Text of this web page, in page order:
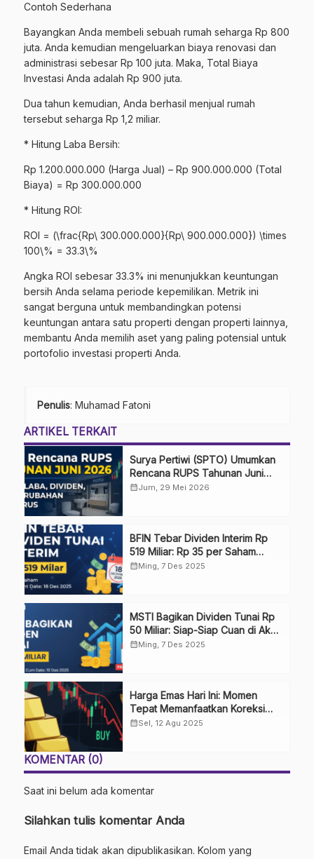
Contoh Sederhana
Bayangkan Anda membeli sebuah rumah seharga Rp 800
juta. Anda kemudian mengeluarkan biaya renovasi dan
administrasi sebesar Rp 100 juta. Maka, Total Biaya
Investasi Anda adalah Rp 900 juta.
Dua tahun kemudian, Anda berhasil menjual rumah
tersebut seharga Rp 1,2 miliar.
* Hitung Laba Bersih:
Rp 1.200.000.000 (Harga Jual) – Rp 900.000.000 (Total
Biaya) = Rp 300.000.000
* Hitung ROI:
ROI = (\frac{Rp\ 300.000.000}{Rp\ 900.000.000}) \times
100\% = 33.3\%
Angka ROI sebesar 33.3% ini menunjukkan keuntungan
bersih Anda selama periode kepemilikan. Metrik ini
sangat berguna untuk membandingkan potensi
keuntungan antara satu properti dengan properti lainnya,
membantu Anda memilih aset yang paling potensial untuk
portofolio investasi properti Anda.
Penulis: Muhamad Fatoni
ARTIKEL TERKAIT
Surya Pertiwi (SPTO) Umumkan
Rencana RUPS Tahunan Juni
2026, Bahas Penggunaan Laba
calendar_monthJum, 29 Mei 2026
BFIN Tebar Dividen Interim Rp
519 Miliar: Rp 35 per Saham
Masuk Rekening Investor!
calendar_monthMing, 7 Des 2025
MSTI Bagikan Dividen Tunai Rp
50 Miliar: Siap-Siap Cuan di Akhir
Tahun!
calendar_monthMing, 7 Des 2025
Harga Emas Hari Ini: Momen
Tepat Memanfaatkan Koreksi
Harga
calendar_monthSel, 12 Agu 2025
KOMENTAR (0)
Saat ini belum ada komentar
Silahkan tulis komentar Anda
Email Anda tidak akan dipublikasikan. Kolom yang